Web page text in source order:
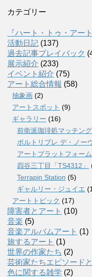
カテゴリー
『ハート・トゥ・アー
活動日記 (137)
過去記事プレイバック
展示紹介 (233)
イベント紹介 (75)
アート総合情報 (58)
抽象画 (2)
アートスポット (9)
ギャラリー (16)
前衛派珈琲処マッチン
ポルトリブレ デ・ノー
アートプラットフォーム
四谷三丁目「TS4312」
Terrapin Station (5)
ギャルリー・ジュイエ
アートトピック (17)
障害者とアート (10)
音楽 (5)
音楽アルバムアート (1)
旅するアート (1)
世界の作家たち (2)
芸術家たちエピソード
色に関する雑学 (2)